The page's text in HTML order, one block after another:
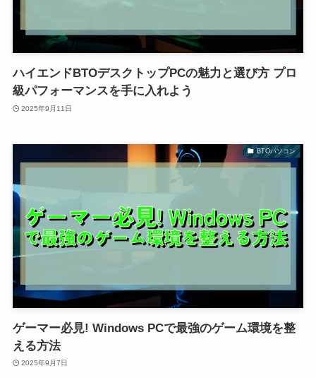
ハイエンドBTOデスクトップPCの魅力と選び方 プロ
級パフォーマンスを手に入れよう
2025年9月11日
BTOパソコン
ゲーマー必見! Windows PCで最強のゲーム環境を整
える方法
2025年9月7日